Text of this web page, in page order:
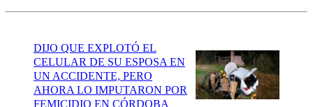
DIJO QUE EXPLOTÓ EL
CELULAR DE SU ESPOSA EN
UN ACCIDENTE, PERO
AHORA LO IMPUTARON POR
FEMICIDIO EN CÓRDOBA